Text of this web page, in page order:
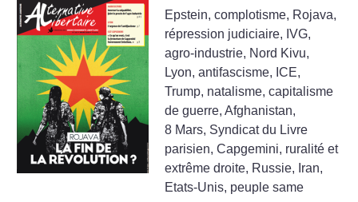
Epstein, complotisme, Rojava,
répression judiciaire, IVG,
agro-industrie, Nord Kivu,
Lyon, antifascisme, ICE,
Trump, natalisme, capitalisme
de guerre, Afghanistan,
8 Mars, Syndicat du Livre
parisien, Capgemini, ruralité et
extrême droite, Russie, Iran,
Etats-Unis, peuple same